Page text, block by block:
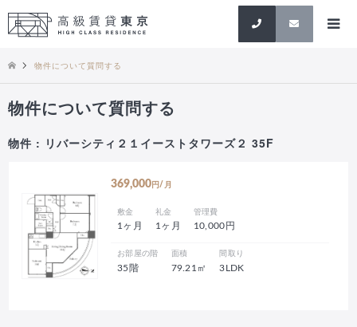
検索
物件について質問する
物件について質問する
物件 : リバーシティ２１イーストタワーズ２ 35F
369,000 円/月
敷金
1ヶ月
礼金
1ヶ月
管理費
10,000円
お部屋の階
35階
面積
79.21㎡
間取り
3LDK